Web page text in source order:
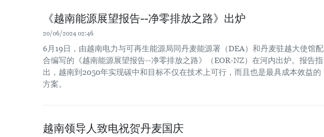
《越南能源展望报告--净零排放之路》出炉
20/06/2024 02:46
6月19日，由越南电力与可再生能源局同丹麦能源署（DEA）和丹麦驻越大使馆配
合编写的《越南能源展望报告--净零排放之路》（EOR-NZ）在河内出炉。报告指
出，越南到2050年实现碳中和目标不仅在技术上可行，而且也是最具成本效益的
方案。
越南领导人致电祝贺丹麦国庆